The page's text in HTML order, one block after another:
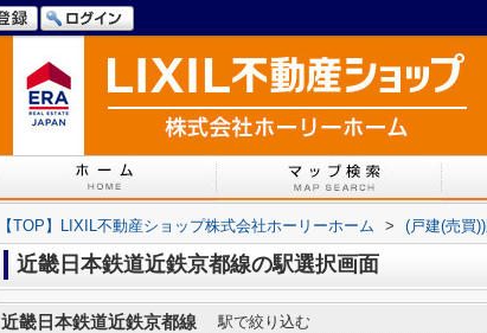
【TOP】LIXIL不動産ショップ株式会社ホーリーホーム > (戸建(売買
近畿日本鉄道近鉄京都線の駅選択画面
近畿日本鉄道近鉄京都線 駅で絞り込む